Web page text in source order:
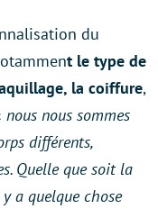
du
t le type de
la coiffure,
nous nous sommes
différents,
Quelle que soit la
a quelque chose